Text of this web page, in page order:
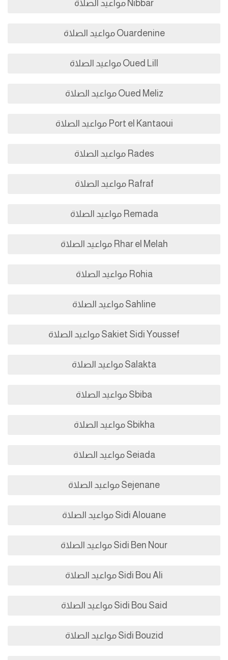
Nibbar مواعيد الصلاة
Ouardenine مواعيد الصلاة
Oued Lill مواعيد الصلاة
Oued Meliz مواعيد الصلاة
Port el Kantaoui مواعيد الصلاة
Rades مواعيد الصلاة
Rafraf مواعيد الصلاة
Remada مواعيد الصلاة
Rhar el Melah مواعيد الصلاة
Rohia مواعيد الصلاة
Sahline مواعيد الصلاة
Sakiet Sidi Youssef مواعيد الصلاة
Salakta مواعيد الصلاة
Sbiba مواعيد الصلاة
Sbikha مواعيد الصلاة
Seiada مواعيد الصلاة
Sejenane مواعيد الصلاة
Sidi Alouane مواعيد الصلاة
Sidi Ben Nour مواعيد الصلاة
Sidi Bou Ali مواعيد الصلاة
Sidi Bou Said مواعيد الصلاة
Sidi Bouzid مواعيد الصلاة